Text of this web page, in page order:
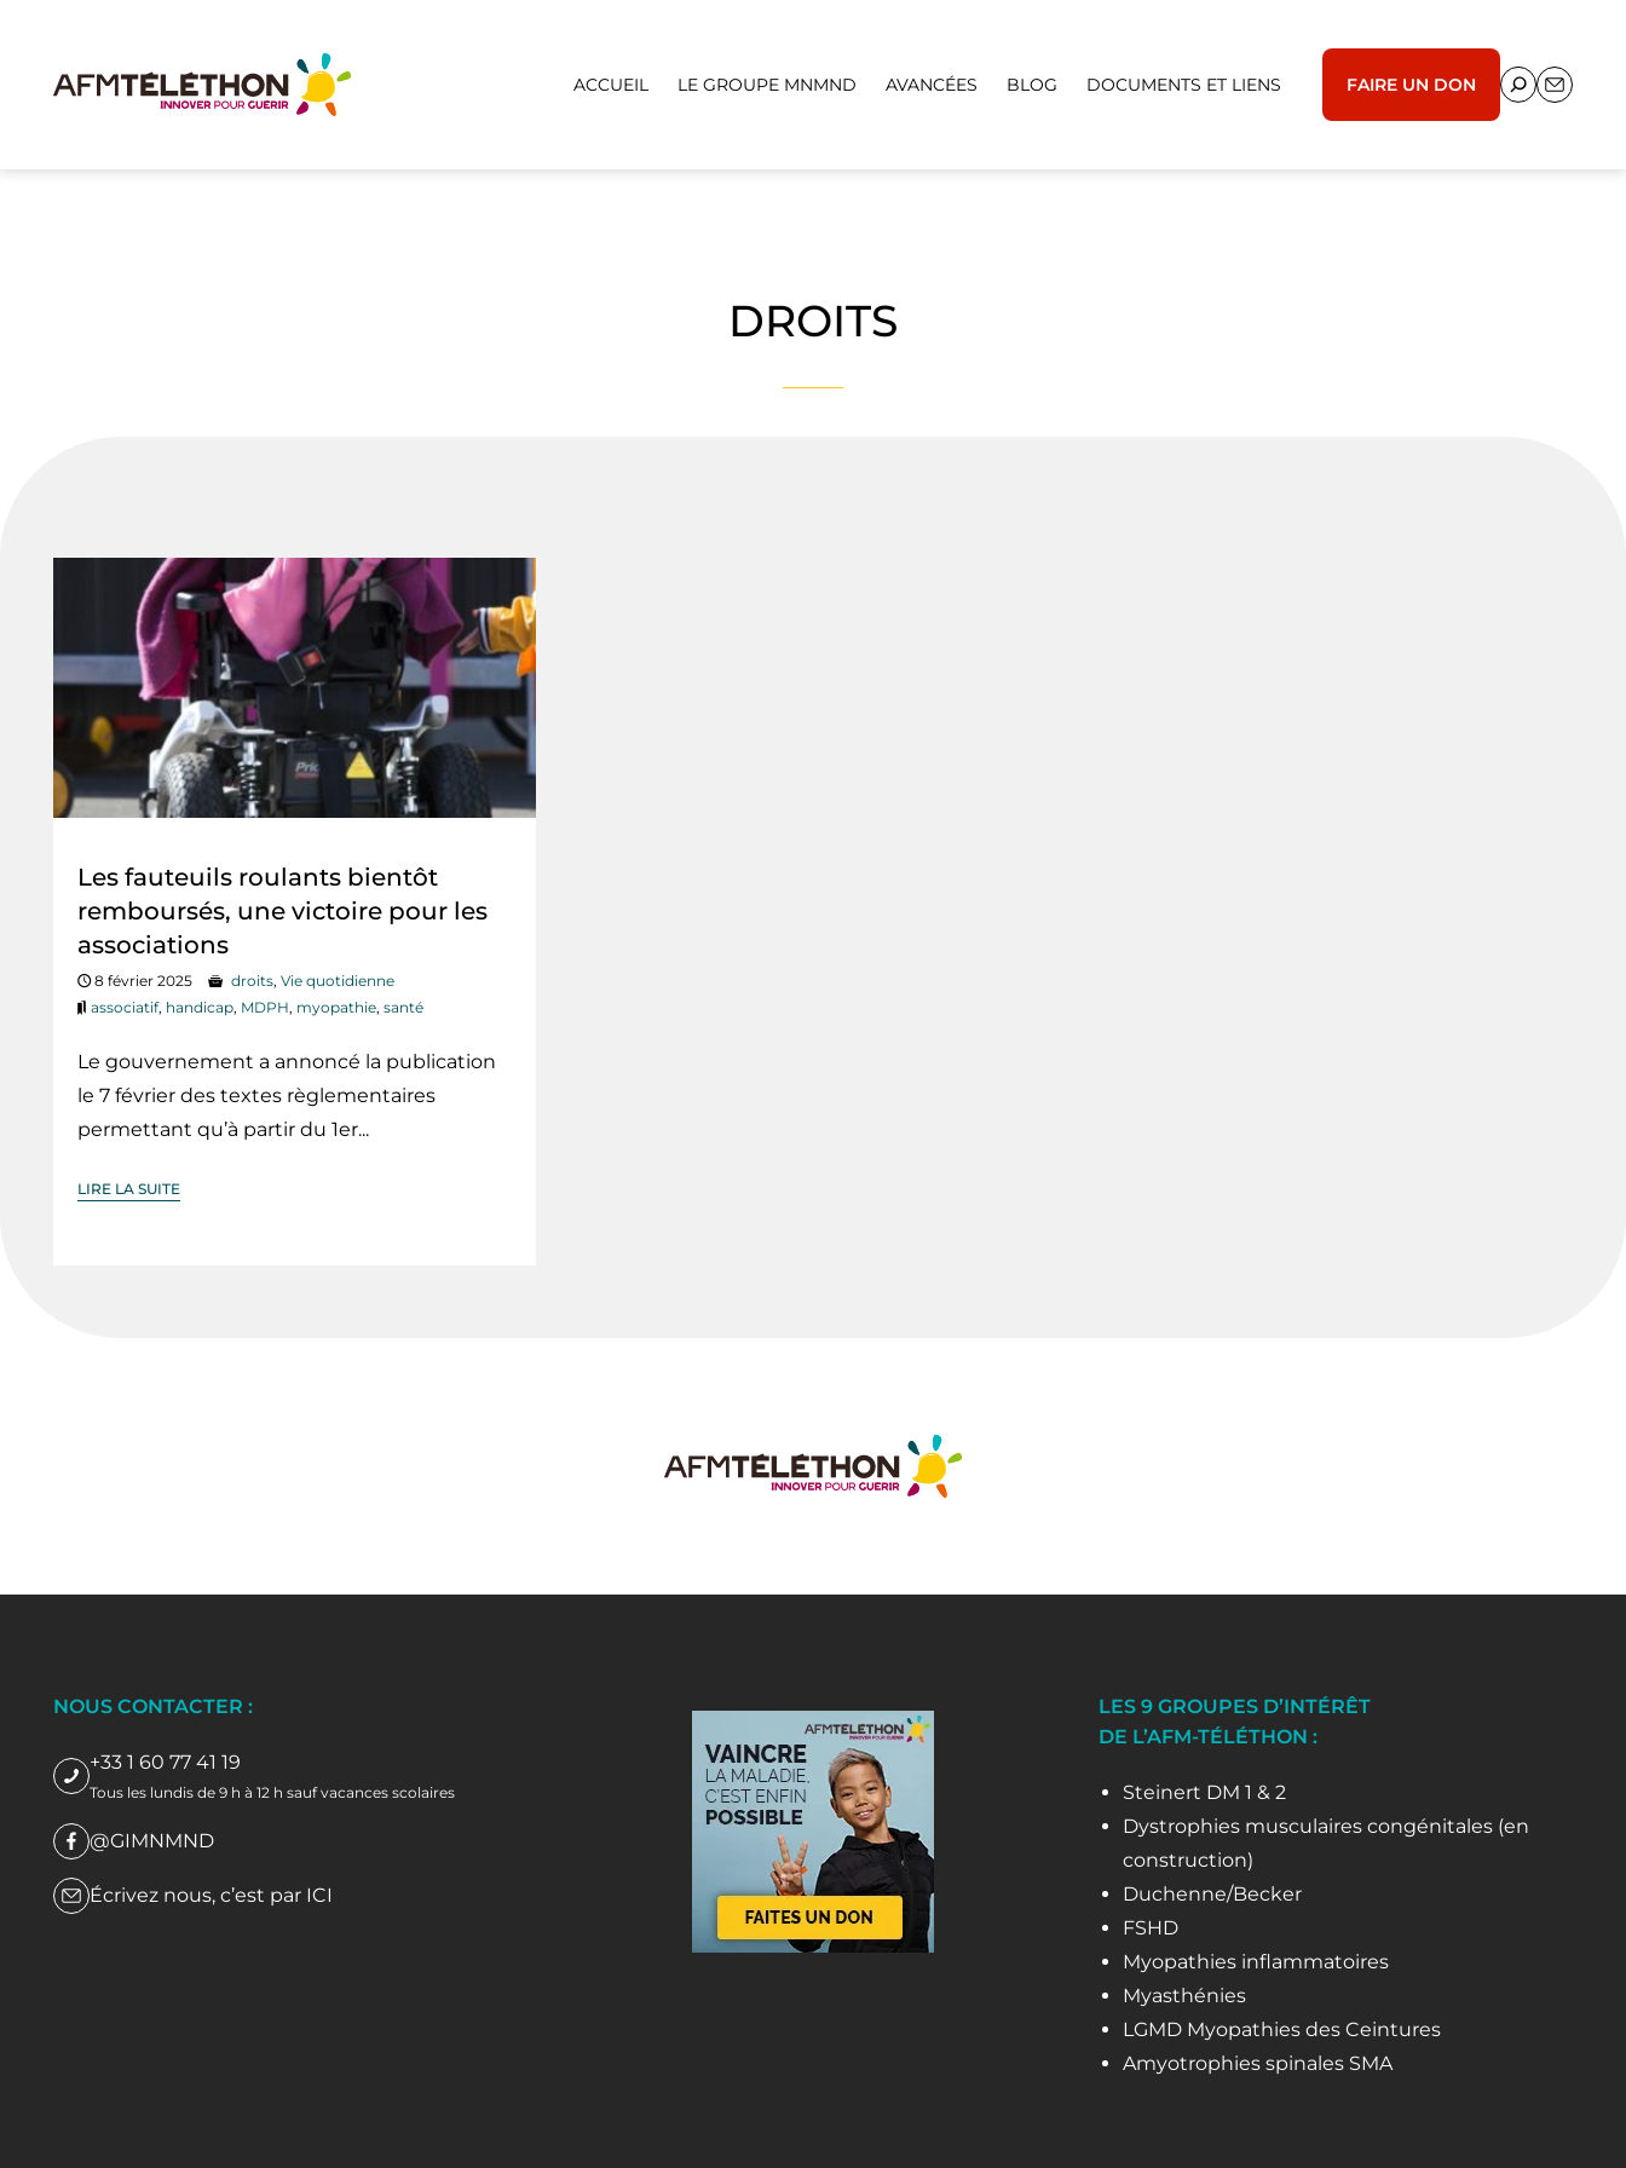
ACCUEIL LE GROUPE MNMND AVANCÉES BLOG DOCUMENTS ET LIENS FAIRE UN DON
DROITS
Les fauteuils roulants bientôt
remboursés, une victoire pour les
associations
8 février 2025 droits, Vie quotidienne
associatif, handicap, MDPH, myopathie, santé
Le gouvernement a annoncé la publication
le 7 février des textes règlementaires
permettant qu’à partir du 1er...
LIRE LA SUITE
NOUS CONTACTER :
+33 1 60 77 41 19
Tous les lundis de 9 h à 12 h sauf vacances scolaires
@GIMNMND
Écrivez nous, c’est par ICI
LES 9 GROUPES D’INTÉRÊT
DE L’AFM-TÉLÉTHON :
Steinert DM 1 & 2
Dystrophies musculaires congénitales (en
construction)
Duchenne/Becker
FSHD
Myopathies inflammatoires
Myasthénies
LGMD Myopathies des Ceintures
Amyotrophies spinales SMA